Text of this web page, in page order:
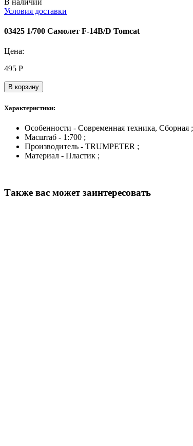
Условия доставки
03425 1/700 Самолет F-14B/D Tomcat
Цена:
495 Р
В корзину
Характеристики:
Особенности - Современная техника, Сборная ;
Масштаб - 1:700 ;
Производитель - TRUMPETER ;
Материал - Пластик ;
Также вас может заинтересовать